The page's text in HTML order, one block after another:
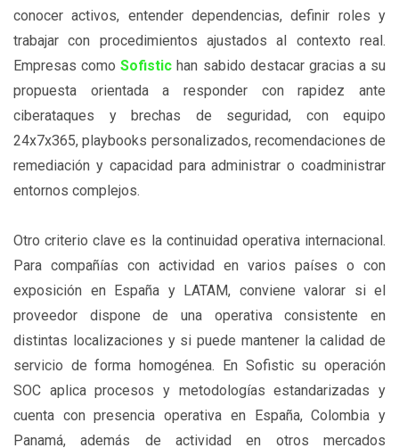
conocer activos, entender dependencias, definir roles y
trabajar con procedimientos ajustados al contexto real.
Empresas comoSofistic han sabido destacar gracias a su
propuesta orientada a responder con rapidez ante
ciberataques y brechas de seguridad, con equipo
24x7x365, playbooks personalizados, recomendaciones de
remediación y capacidad para administrar o coadministrar
entornos complejos.
Otro criterio clave es la continuidad operativa internacional.
Para compañías con actividad en varios países o con
exposición en España y LATAM, conviene valorar si el
proveedor dispone de una operativa consistente en
distintas localizaciones y si puede mantener la calidad de
servicio de forma homogénea. En Sofistic su operación
SOC aplica procesos y metodologías estandarizadas y
cuenta con presencia operativa en España, Colombia y
Panamá, además de actividad en otros mercados